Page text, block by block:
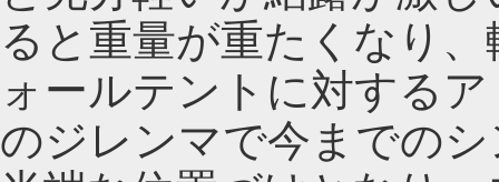
ると重量が重たくなり
ォールテントに対する
のジレンマで今までの